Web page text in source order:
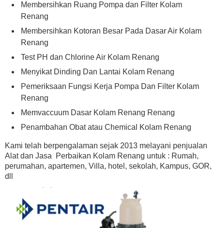
Membersihkan Ruang Pompa dan Filter Kolam
Renang
Membersihkan Kotoran Besar Pada Dasar Air Kolam
Renang
Test PH dan Chlorine Air Kolam Renang
Menyikat Dinding Dan Lantai Kolam Renang
Pemeriksaan Fungsi Kerja Pompa Dan Filter Kolam
Renang
Memvaccuum Dasar Kolam Renang Renang
Penambahan Obat atau Chemical Kolam Renang
Kami telah berpengalaman sejak 2013 melayani penjualan
Alat dan Jasa Perbaikan Kolam Renang untuk : Rumah,
perumahan, apartemen, Villa, hotel, sekolah, Kampus, GOR,
dll